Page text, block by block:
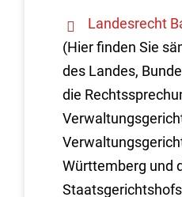
Landesrecht
(Hier finden Sie
des Landes,
die
Württemberg und